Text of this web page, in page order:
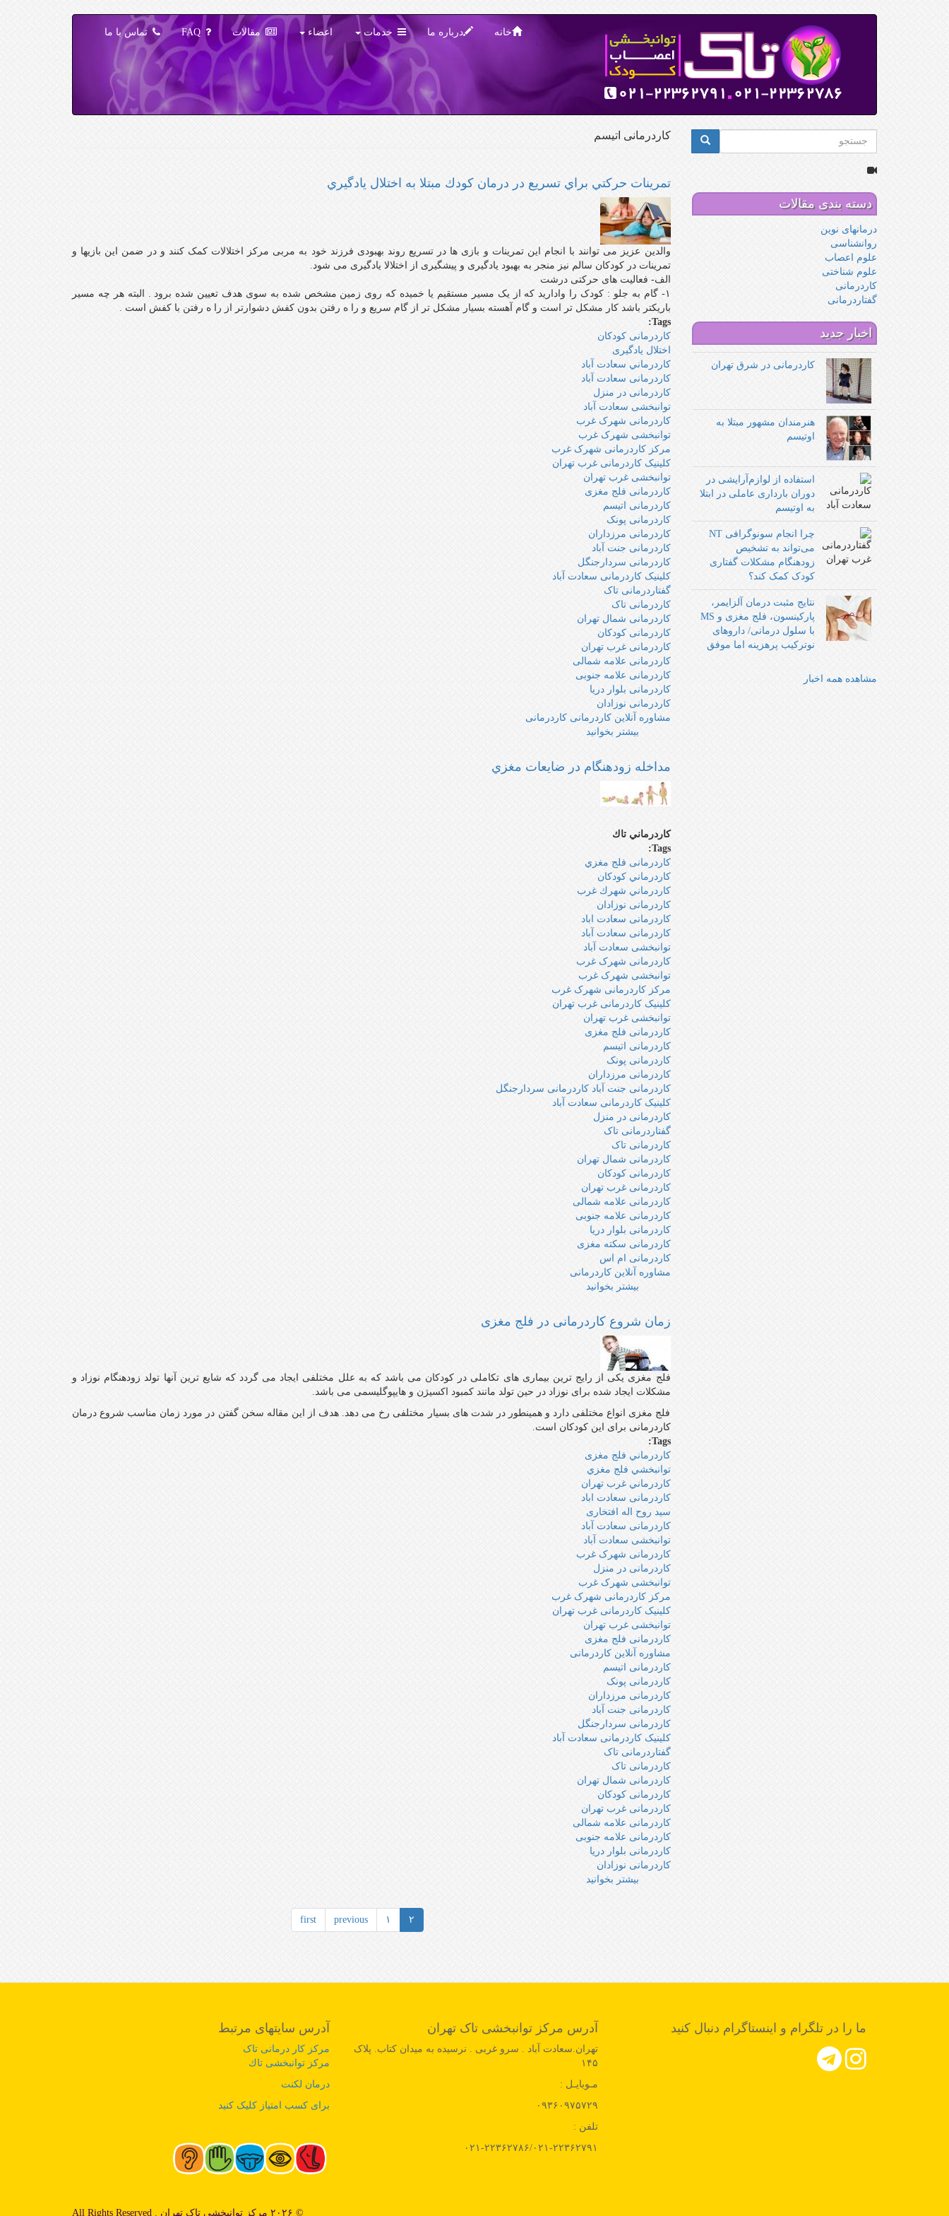
تماس با ما FAQ مقالات اعضاء خدمات درباره ما خانه
کاردرمانی اتیسم
تمرينات حركتي براي تسريع در درمان كودك مبتلا به اختلال يادگيري
والدین عزیز می توانند با انجام این تمرینات و بازی ها در تسریع روند بهبودی فرزند خود به مربی مرکز اختلالات کمک کنند و در ضمن این بازیها و
تمرینات در کودکان سالم نیز منجر به بهبود یادگیری و پیشگیری از اختلالا یادگیری می شود.
الف- فعالیت های حرکتی درشت
۱- گام به جلو : کودک را وادارید که از یک مسیر مستقیم یا خمیده که روی زمین مشخص شده به سوی هدف تعیین شده برود . البته هر چه مسیر
باریکتر باشد کار مشکل تر است و گام آهسته بسیار مشکل تر از گام سریع و را ه رفتن بدون کفش دشوارتر از را ه رفتن با کفش است .
Tags:
كاردرمانى كودكان
اختلال يادگيرى
كاردرماني سعادت آباد
کاردرمانی سعادت آباد
کاردرمانی در منزل
توانبخشی سعادت آباد
کاردرمانی شهرک غرب
توانبخشی شهرک غرب
مرکز کاردرمانی شهرک غرب
کلینیک کاردرمانی غرب تهران
توانبخشی غرب تهران
کاردرمانی فلج مغزی
کاردرمانی اتیسم
کاردرمانی پونک
کاردرمانی مرزداران
کاردرمانی جنت آباد
کاردرمانی سردارجنگل
کلینیک کاردرمانی سعادت آباد
گفتاردرمانی تاک
کاردرمانی تاک
کاردرمانی شمال تهران
کاردرمانی کودکان
کاردرمانی غرب تهران
کاردرمانی علامه شمالی
کاردرمانی علامه جنوبی
کاردرمانی بلوار دریا
کاردرمانی نوزادان
مشاوره آنلاین کاردرمانی کاردرمانی
بیشتر بخوانید
براي
مداخله زودهنگام در ضايعات مغزي
كاردرماني تاك
Tags:
کاردرمانی فلج مغزي
كاردرماني كودكان
كاردرماني شهرك غرب
کاردرمانی نوزادان
کاردرمانی سعادت اباد
کاردرمانی سعادت آباد
توانبخشی سعادت آباد
کاردرمانی شهرک غرب
توانبخشی شهرک غرب
مرکز کاردرمانی شهرک غرب
کلینیک کاردرمانی غرب تهران
توانبخشی غرب تهران
کاردرمانی فلج مغزی
کاردرمانی اتیسم
کاردرمانی پونک
کاردرمانی مرزداران
کاردرمانی جنت آباد کاردرمانی سردارجنگل
کلینیک کاردرمانی سعادت آباد
کاردرمانی در منزل
گفتاردرمانی تاک
کاردرمانی تاک
کاردرمانی شمال تهران
کاردرمانی کودکان
کاردرمانی غرب تهران
کاردرمانی علامه شمالی
کاردرمانی علامه جنوبی
کاردرمانی بلوار دریا
کاردرمانی سکته مغزی
کاردرمانی ام اس
مشاوره آنلاین کاردرمانی
بیشتر بخوانید
زودهنگام
در
زمان شروع کاردرمانی در فلج مغزی
فلج مغزی یکی از رایج ترین بیماری های تکاملی در کودکان می باشد که به علل مختلفی ایجاد می گردد که شایع ترین آنها تولد زودهنگام نوزاد و
مشکلات ایجاد شده برای نوزاد در حین تولد مانند کمبود اکسیژن و هایپوگلیسمی می باشد.
فلج مغزی انواع مختلفی دارد و همینطور در شدت های بسیار مختلفی رخ می دهد. هدف از این مقاله سخن گفتن در مورد زمان مناسب شروع درمان
کاردرمانی برای این کودکان است.
Tags:
كاردرماني فلج مغزی
توانبخشي فلج مغزي
كاردرماني غرب تهران
کاردرمانی سعادت اباد
سید روح اله افتخاری
کاردرمانی سعادت آباد
توانبخشی سعادت آباد
کاردرمانی شهرک غرب
کاردرمانی در منزل
توانبخشی شهرک غرب
مرکز کاردرمانی شهرک غرب
کلینیک کاردرمانی غرب تهران
توانبخشی غرب تهران
کاردرمانی فلج مغزی
مشاوره آنلاین کاردرمانی
کاردرمانی اتیسم
کاردرمانی پونک
کاردرمانی مرزداران
کاردرمانی جنت آباد
کاردرمانی سردارجنگل
کلینیک کاردرمانی سعادت آباد
گفتاردرمانی تاک
کاردرمانی تاک
کاردرمانی شمال تهران
کاردرمانی کودکان
کاردرمانی غرب تهران
کاردرمانی علامه شمالی
کاردرمانی علامه جنوبی
کاردرمانی بلوار دریا
کاردرمانی نوزادان
بیشتر بخوانید
first previous ۱ ۲
جستجو
دسته بندی مقالات
درمانهای نوین
روانشناسی
علوم اعصاب
علوم شناختی
کاردرمانی
گفتاردرمانی
اخبار جدید
کاردرمانی در شرق تهران
هنرمندان مشهور مبتلا به
اوتیسم
استفاده از لوازم‌آرایشی در
دوران بارداری عاملی در ابتلا
به اوتیسم
چرا انجام سونوگرافی NT
می‌تواند به تشخیص
زودهنگام مشکلات گفتاری
کودک کمک کند؟
نتایج مثبت درمان آلزایمر،
پارکینسون، فلج مغزی و MS
با سلول درمانی/ داروهای
نوترکیب پرهزینه اما موفق‌‌
مشاهده همه اخبار
آدرس سایتهای مرتبط
مرکز کار درمانی تاک
مرکز توانبخشی تاك
درمان لکنت
برای کسب امتیاز کلیک کنید
آدرس مرکز توانبخشی تاک تهران
تهران.سعادت آباد . سرو غربی . نرسیده به میدان کتاب. پلاک
۱۴۵
مـوبایـل :
۰۹۳۶۰۹۷۵۷۲۹
تلفن :
۰۲۱-۲۲۳۶۲۷۸۶/۰۲۱-۲۲۳۶۲۷۹۱
ما را در تلگرام و اینستاگرام دنبال کنید
© ۲۰۲۶ مرکز توانبخشی تاک تهران . All Rights Reserved